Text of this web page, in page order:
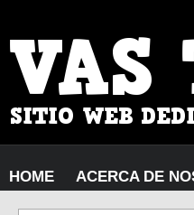
HOME ACERCA DE